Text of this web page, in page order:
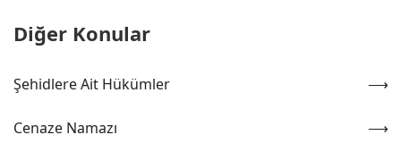
Diğer Konular
Şehidlere Ait Hükümler
Cenaze Namazı